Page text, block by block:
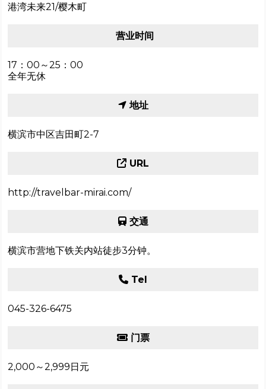
港湾未来21/樱木町
营业时间
17：00～25：00
全年无休
地址
横滨市中区吉田町2-7
URL
http://travelbar-mirai.com/
交通
横滨市营地下铁关内站徒步3分钟。
Tel
045-326-6475
门票
2,000～2,999日元